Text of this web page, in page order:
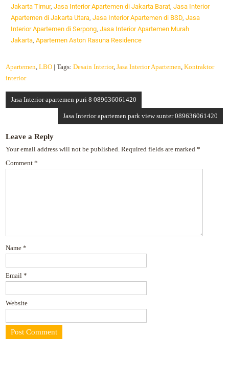
Jakarta Timur,Jasa Interior Apartemen di Jakarta Barat,Jasa Interior
Apartemen di Jakarta Utara,Jasa Interior Apartemen di BSD,Jasa
Interior Apartemen di Serpong, Jasa Interior Apartemen Murah
Jakarta,Apartemen Aston Rasuna Residence
Apartemen,LBO | Tags:Desain Interior,Jasa Interior Apartemen,Kontraktor
interior
Jasa Interior apartemen puri 8 089636061420
Jasa Interior apartemen park view sunter 089636061420
Leave a Reply
Your email address will not be published. Required fields are marked*
Comment*
Name*
Email*
Website